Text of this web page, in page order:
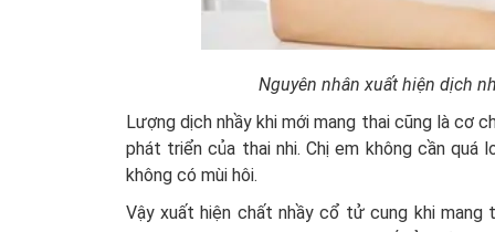
Nguyên nhân xuất hiện dịch
Lượng dịch nhầy khi mới mang thai cũng là cơ
phát triển của thai nhi. Chị em không cần quá
không có mùi hôi.
Vậy xuất hiện chất nhầy cổ tử cung khi mang